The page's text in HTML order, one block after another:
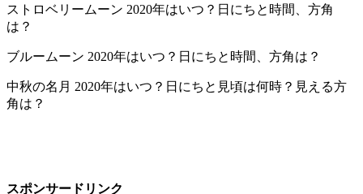
ストロベリームーン 2020年はいつ？日にちと時間、方角
は？
ブルームーン 2020年はいつ？日にちと時間、方角は？
中秋の名月 2020年はいつ？日にちと見頃は何時？見える方
角は？
スポンサードリンク